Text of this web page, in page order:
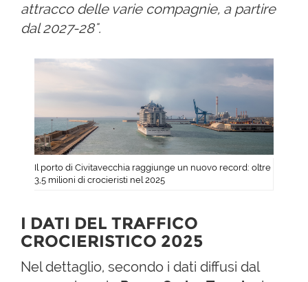
attracco delle varie compagnie, a partire
dal 2027-28".
Il porto di Civitavecchia raggiunge un nuovo record: oltre
3,5 milioni di crocieristi nel 2025
I DATI DEL TRAFFICO
CROCIERISTICO 2025
Nel dettaglio, secondo i dati diffusi dal